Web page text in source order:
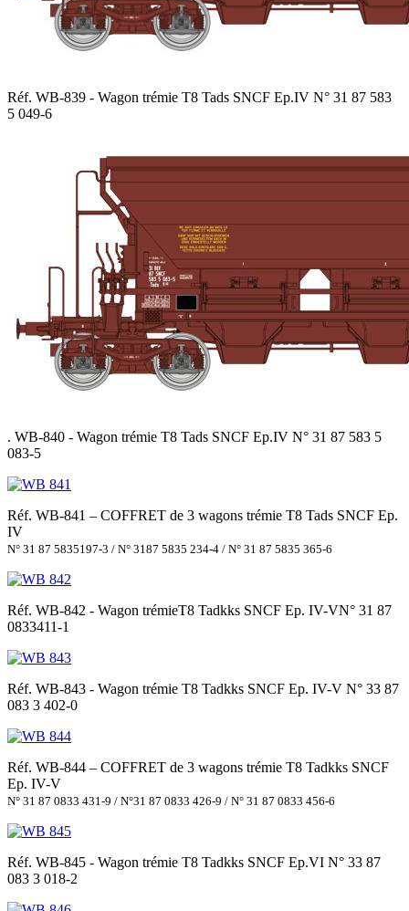
Réf. WB-839 - Wagon trémie T8 Tads SNCF Ep.IV N° 31 87 583
5 049-6
. WB-840 - Wagon trémie T8 Tads SNCF Ep.IV N° 31 87 583 5
083-5
Réf. WB-841 – COFFRET de 3 wagons trémie T8 Tads SNCF Ep.
IV
N° 31 87 5835197-3 / N° 3187 5835 234-4 / N° 31 87 5835 365-6
Réf. WB-842 - Wagon trémieT8 Tadkks SNCF Ep. IV-VN° 31 87
0833411-1
Réf. WB-843 - Wagon trémie T8 Tadkks SNCF Ep. IV-V N° 33 87
083 3 402-0
Réf. WB-844 – COFFRET de 3 wagons trémie T8 Tadkks SNCF
Ep. IV-V
N° 31 87 0833 431-9 / N°31 87 0833 426-9 / N° 31 87 0833 456-6
Réf. WB-845 - Wagon trémie T8 Tadkks SNCF Ep.VI N° 33 87
083 3 018-2